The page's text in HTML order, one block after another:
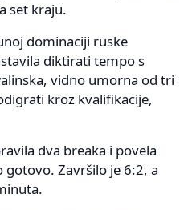
set kraju.
dominaciji ruske
diktirati tempo s
vidno umorna od tri
kroz kvalifikacije,
dva breaka i povela
gotovo. Završilo je 6:2, a